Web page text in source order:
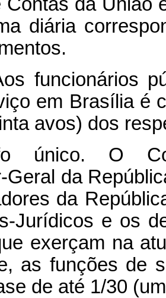
diária
funcionários
em Brasília é
avos) dos
único. O
Geral da
da
Jurídicos e os
exerçam na
as funções de
de até 1/30